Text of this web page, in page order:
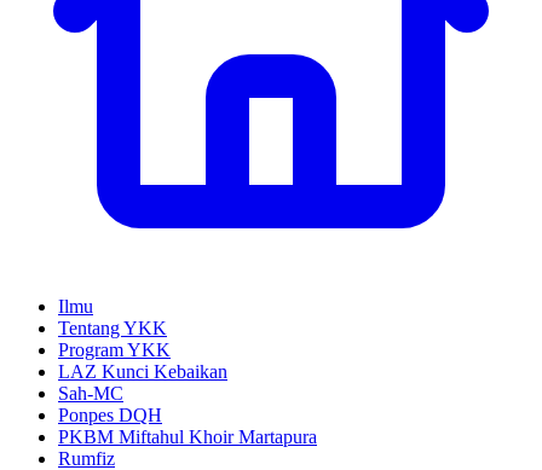
Program YKK
LAZ Kunci Kebaikan
Sah-MC
Ponpes DQH
PKBM Miftahul Khoir Martapura
Rumfiz
PSB DQH
Hubungi